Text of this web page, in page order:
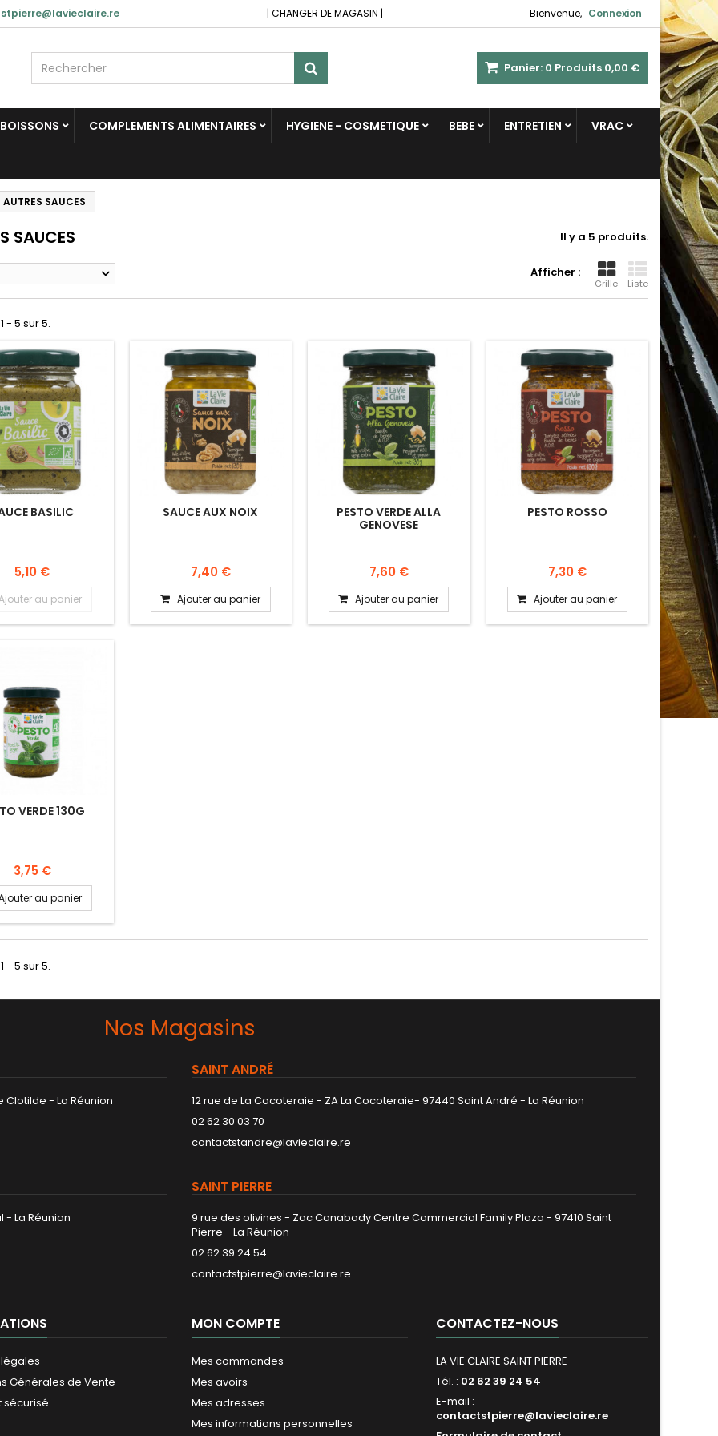
Bienvenue, Connexion
| CHANGER DE MAGASIN |
Panier: 0 Produits 0,00 €
BOISSONS COMPLEMENTS ALIMENTAIRES HYGIENE - COSMETIQUE BEBE ENTRETIEN VRAC
AUTRES SAUCES
SAUCES Il y a 5 produits.
Afficher :
Grille Liste
- 5 sur 5.
BASILIC
5,10 €
au panier
SAUCE AUX NOIX
7,40 €
Ajouter au panier
PESTO VERDE ALLA
GENOVESE
7,60 €
Ajouter au panier
PESTO ROSSO
7,30 €
Ajouter au panier
VERDE 130G
3,75 €
au panier
- 5 sur 5.
Nos Magasins
Clotilde - La Réunion
SAINT ANDRÉ
12 rue de La Cocoteraie - ZA La Cocoteraie- 97440 Saint André - La Réunion
02 62 30 03 70
contactstandre@lavieclaire.re
- La Réunion
SAINT PIERRE
9 rue des olivines - Zac Canabady Centre Commercial Family Plaza - 97410 Saint
Pierre - La Réunion
02 62 39 24 54
contactstpierre@lavieclaire.re
Générales de Vente
sécurisé
MON COMPTE
Mes commandes
Mes avoirs
Mes adresses
Mes informations personnelles
CONTACTEZ-NOUS
LA VIE CLAIRE SAINT PIERRE
Tél. : 02 62 39 24 54
E-mail :
contactstpierre@lavieclaire.re